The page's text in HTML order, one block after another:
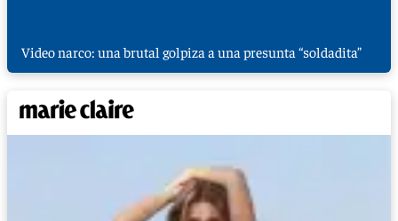
Video narco: una brutal golpiza a una presunta “soldadita”